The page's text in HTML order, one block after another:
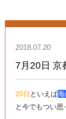
2018.07.20
7月20日 京
20日 といえば海
と今でもつい